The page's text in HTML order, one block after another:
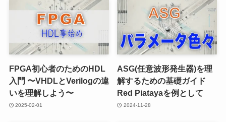
FPGA初心者のためのHDL
入門 〜VHDLとVerilogの違
いを理解しよう〜
2025-02-01
ASG(任意波形発生器)を理
解するための基礎ガイド
Red Piatayaを例として
2024-11-28